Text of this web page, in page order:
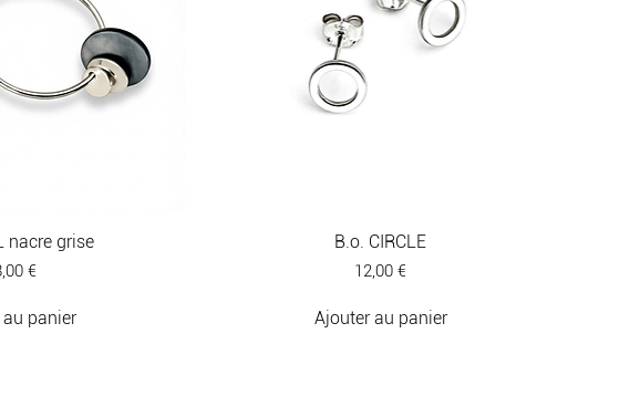
nacre grise
€
panier
B.o. CIRCLE
Prix
12,00 €
Ajouter au panier